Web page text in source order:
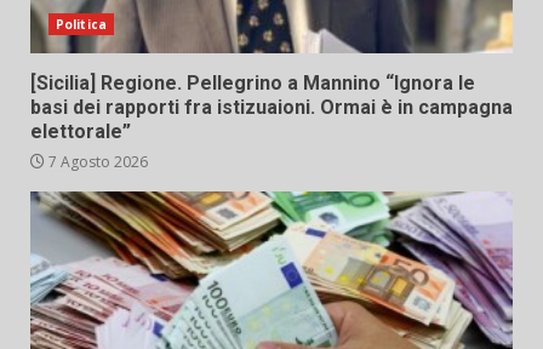
Politica
[Sicilia] Regione. Pellegrino a Mannino “Ignora le
basi dei rapporti fra istizuaioni. Ormai è in campagna
elettorale”
7 Agosto 2026